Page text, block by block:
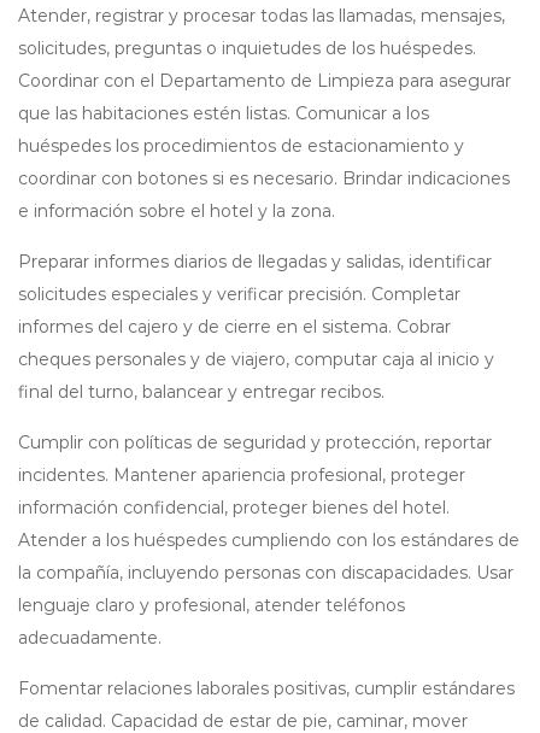
Atender, registrar y procesar todas las llamadas, mensajes,
solicitudes, preguntas o inquietudes de los huéspedes.
Coordinar con el Departamento de Limpieza para asegurar
que las habitaciones estén listas. Comunicar a los
huéspedes los procedimientos de estacionamiento y
coordinar con botones si es necesario. Brindar indicaciones
e información sobre el hotel y la zona.
Preparar informes diarios de llegadas y salidas, identificar
solicitudes especiales y verificar precisión. Completar
informes del cajero y de cierre en el sistema. Cobrar
cheques personales y de viajero, computar caja al inicio y
final del turno, balancear y entregar recibos.
Cumplir con políticas de seguridad y protección, reportar
incidentes. Mantener apariencia profesional, proteger
información confidencial, proteger bienes del hotel.
Atender a los huéspedes cumpliendo con los estándares de
la compañía, incluyendo personas con discapacidades. Usar
lenguaje claro y profesional, atender teléfonos
adecuadamente.
Fomentar relaciones laborales positivas, cumplir estándares
de calidad. Capacidad de estar de pie, caminar, mover